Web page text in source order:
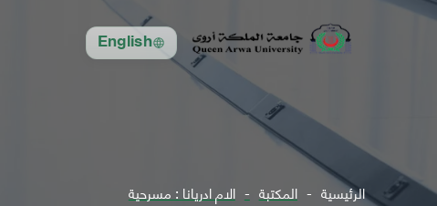
English
الرئيسية المكتبة الام ادريانا : مسرحية